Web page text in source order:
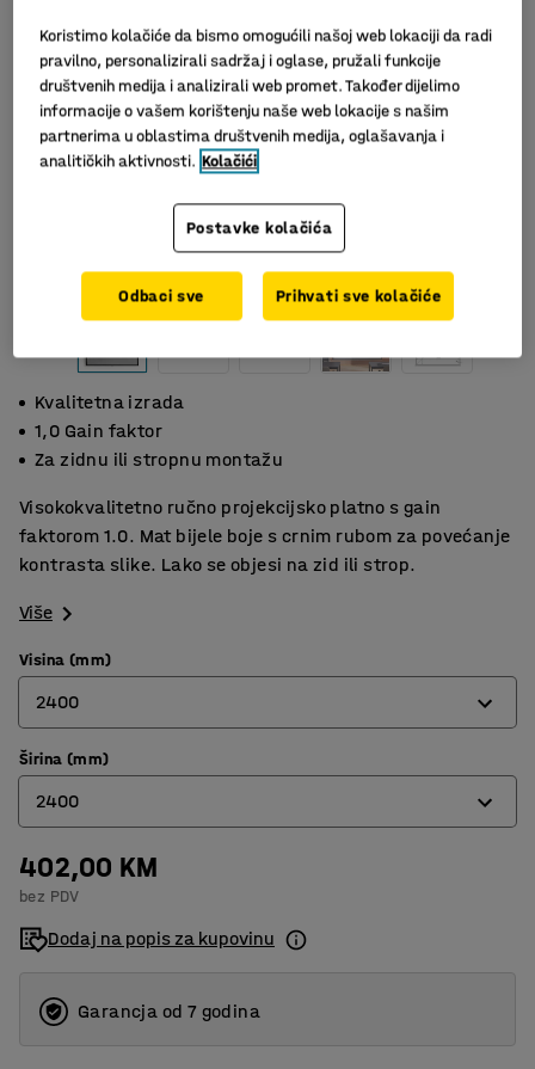
Kvalitetna izrada
1,0 Gain faktor
Za zidnu ili stropnu montažu
Visokokvalitetno ručno projekcijsko platno s gain
faktorom 1.0. Mat bijele boje s crnim rubom za povećanje
kontrasta slike. Lako se objesi na zid ili strop.
Više
Visina (mm)
2400
1470
1770
2400
Širina (mm)
2400
1470
1770
2400
402,00 KM
bez PDV
Dodaj na popis za kupovinu
Garancja od 7 godina
Koristimo kolačiće da bismo omogućili našoj web lokaciji da radi
pravilno, personalizirali sadržaj i oglase, pružali funkcije
društvenih medija i analizirali web promet. Također dijelimo
informacije o vašem korištenju naše web lokacije s našim
partnerima u oblastima društvenih medija, oglašavanja i
analitičkih aktivnosti. Kolačići
Postavke kolačića
Odbaci sve Prihvati sve kolačiće